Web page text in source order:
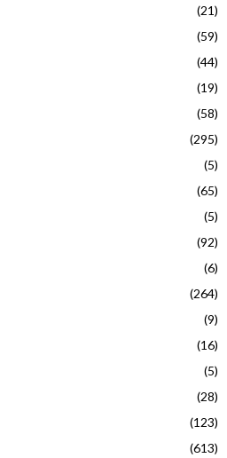
(21)
(59)
(44)
(19)
(58)
(295)
(5)
(65)
(5)
(92)
(6)
(264)
(9)
(16)
(5)
(28)
(123)
(613)